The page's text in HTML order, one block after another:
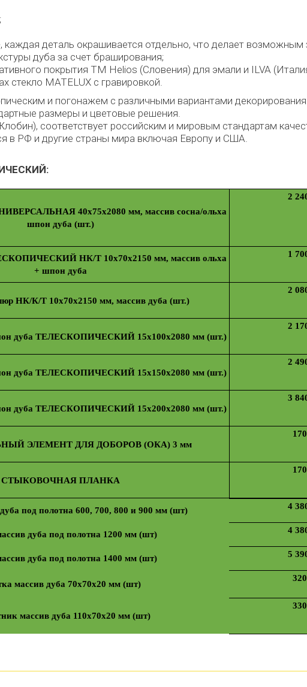
деталь окрашивается отдельно, что делает возможным
дуба за счет браширования;
покрытия ТМ Helios (Словения) для эмали и ILVA
стекло MATELUX с гравировкой.
и погонажем с различными вариантами
размеры и цветовые решения.
соответствует российским и мировым стандартам
в РФ и другие страны мира включая Европу и США.
40х75х2080 мм, массив сосна/ольха
шпон дуба (шт.)
2
НК/Т 10х70х2150 мм, массив ольха
+ шпон дуба
1
НК/К/Т 10х70х2150 мм, массив дуба (шт.)
2
дуба ТЕЛЕСКОПИЧЕСКИЙ 15х100х2080 мм (шт.)
2
дуба ТЕЛЕСКОПИЧЕСКИЙ 15х150х2080 мм (шт.)
2
дуба ТЕЛЕСКОПИЧЕСКИЙ 15х200х2080 мм (шт.)
3
ЭЛЕМЕНТ ДЛЯ ДОБОРОВ (ОКА) 3 мм
170
СТЫКОВОЧНАЯ ПЛАНКА
170
под полотна 600, 700, 800 и 900 мм (шт) 4
дуба под полотна 1200 мм (шт) 4
дуба под полотна 1400 мм (шт) 5
массив дуба 70х70х20 мм (шт)
320
массив дуба 110х70х20 мм (шт)
330